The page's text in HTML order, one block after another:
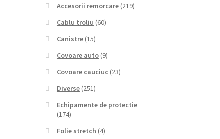
Accesorii remorcare (219)
Cablu troliu (60)
Canistre (15)
Covoare auto (9)
Covoare cauciuc (23)
Diverse (251)
Echipamente de protectie
(174)
Folie stretch (4)